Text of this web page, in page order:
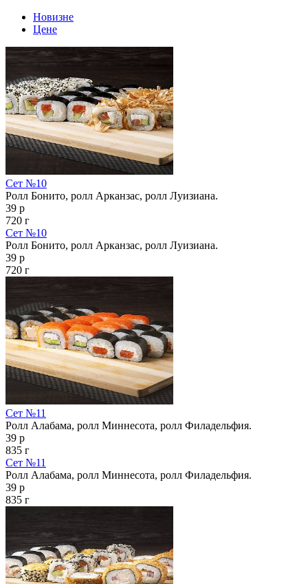
Новизне
Цене
Сет №10
Ролл Бонито, ролл Арканзас, ролл Луизиана.
39 р
720 г
Сет №10
Ролл Бонито, ролл Арканзас, ролл Луизиана.
39 р
720 г
Сет №11
Ролл Алабама, ролл Миннесота, ролл Филадельфия.
39 р
835 г
Сет №11
Ролл Алабама, ролл Миннесота, ролл Филадельфия.
39 р
835 г